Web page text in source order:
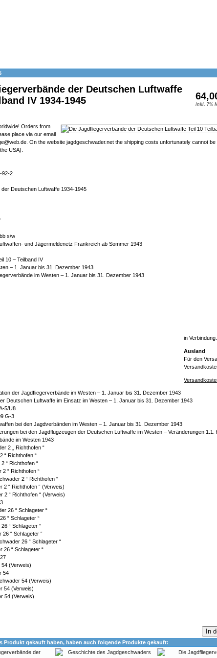
inkl. 7%
der Deutschen Luftwaffe
IV 1934-1945
Orders from
place via our email
On the website jagdgeschwader.net the shipping costs unfortunately cannot
USA).
92-2
Deutschen Luftwaffe 1934-1945
s/w
und Jägermeldenetz Frankreich ab Sommer 1943
10 – Teilband IV
– 1. Januar bis 31. Dezember 1943
im Westen – 1. Januar bis 31. Dezember 1943
der Jagdfliegerverbände im Westen – 1. Januar bis 31. Dezember 1943
Deutschen Luftwaffe im Einsatz im Westen – 1. Januar bis 31. Dezember 1943
5/U8
G-3
bei den Jagdverbänden im Westen – 1. Januar bis 31. Dezember 1943
bei den Jagdflugzeugen der Deutschen Luftwaffe im Westen – Veränderungen 1.1.
im Westen 1943
2 „ Richthofen “
“ Richthofen “
“ Richthofen “
2 “ Richthofen “
2 “ Richthofen “
2 “ Richthofen “ (Verweis)
2 “ Richthofen “ (Verweis)
26 “ Schlageter “
“ Schlageter “
“ Schlageter “
26 “ Schlageter “
26 “ Schlageter “
26 “ Schlageter “
(Verweis)
54
54 (Verweis)
54 (Verweis)
54 (Verweis)
In
Produkt gekauft haben, haben auch folgende Produkte gekauft:
in Verbindung.
Ausland
Für den